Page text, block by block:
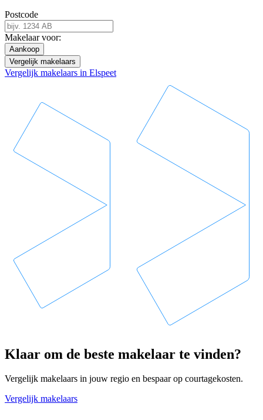
Postcode
Makelaar voor:
Aankoop
Vergelijk makelaars
Vergelijk makelaars in Elspeet
Klaar om de beste makelaar te vinden?
Vergelijk makelaars in jouw regio en bespaar op courtagekosten.
Vergelijk makelaars